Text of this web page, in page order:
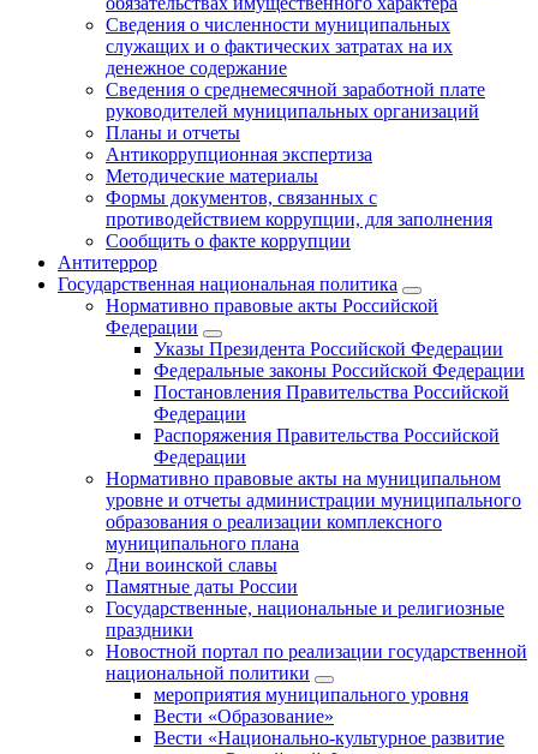
Сведения о численности муниципальных
служащих и о фактических затратах на их
денежное содержание
Сведения о среднемесячной заработной плате
руководителей муниципальных организаций
Планы и отчеты
Антикоррупционная экспертиза
Методические материалы
Формы документов, связанных с
противодействием коррупции, для заполнения
Сообщить о факте коррупции
Антитеррор
Государственная национальная политика
Нормативно правовые акты Российской
Федерации
Указы Президента Российской Федерации
Федеральные законы Российской Федерации
Постановления Правительства Российской
Федерации
Распоряжения Правительства Российской
Федерации
Нормативно правовые акты на муниципальном
уровне и отчеты администрации муниципального
образования о реализации комплексного
муниципального плана
Дни воинской славы
Памятные даты России
Государственные, национальные и религиозные
праздники
Новостной портал по реализации государственной
национальной политики
мероприятия муниципального уровня
Вести «Образование»
Вести «Национально-культурное развитие